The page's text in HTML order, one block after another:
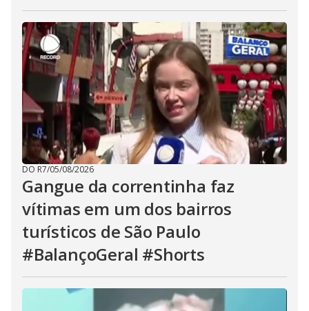
DO R7/05/08/2026
Gangue da correntinha faz
vítimas em um dos bairros
turísticos de São Paulo
#BalançoGeral #Shorts